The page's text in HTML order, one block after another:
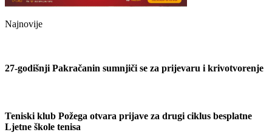
Najnovije
27-godišnji Pakračanin sumnjiči se za prijevaru i krivotvorenje
Teniski klub Požega otvara prijave za drugi ciklus besplatne
Ljetne škole tenisa